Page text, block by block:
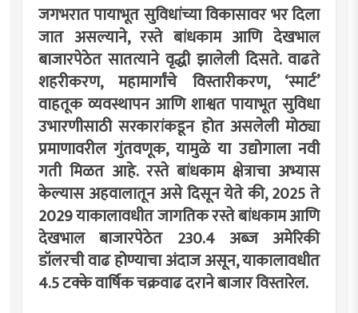
जगभरात पायाभूत सुविधांच्या विकासावर भर दिला
जात असल्याने, रस्ते बांधकाम आणि देखभाल
बाजारपेठेत सातत्याने वृद्धी झालेली दिसते. वाढते
शहरीकरण, महामार्गांचे विस्तारीकरण, ‌‘स्मार्ट‌’
वाहतूक व्यवस्थापन आणि शाश्वत पायाभूत सुविधा
उभारणीसाठी सरकारांकडून होत असलेली मोठ्या
प्रमाणावरील गुंतवणूक, यामुळे या उद्योगाला नवी
गती मिळत आहे. रस्ते बांधकाम क्षेत्राचा अभ्यास
केल्यास अहवालातून असे दिसून येते की, 2025 ते
2029 याकालावधीत जागतिक रस्ते बांधकाम आणि
देखभाल बाजारपेठेत 230.4 अब्ज अमेरिकी
डॉलरची वाढ होण्याचा अंदाज असून, याकालावधीत
4.5 टक्के वार्षिक चक्रवाढ दराने बाजार विस्तारेल.